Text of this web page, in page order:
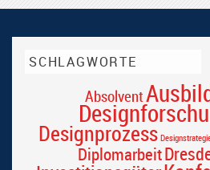
SCHLAGWORTE
Absolvent
Designprozess
Diplomarbeit